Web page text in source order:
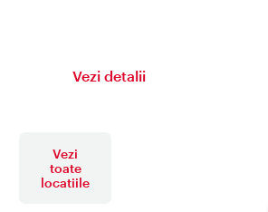
Vezi detalii
Vezi
toate
locatiile